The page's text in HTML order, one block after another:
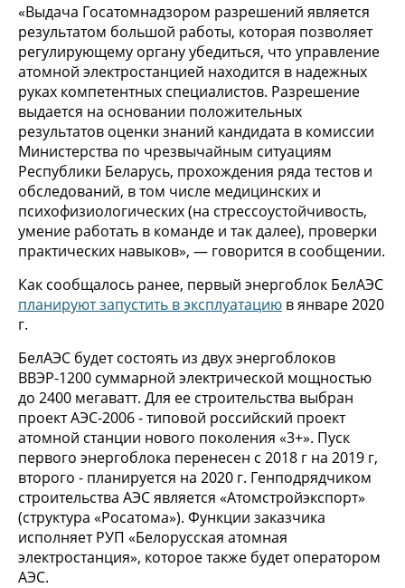
«Выдача Госатомнадзором разрешений является
результатом большой работы, которая позволяет
регулирующему органу убедиться, что управление
атомной электростанцией находится в надежных
руках компетентных специалистов. Разрешение
выдается на основании положительных
результатов оценки знаний кандидата в комиссии
Министерства по чрезвычайным ситуациям
Республики Беларусь, прохождения ряда тестов и
обследований, в том числе медицинских и
психофизиологических (на стрессоустойчивость,
умение работать в команде и так далее), проверки
практических навыков», — говорится в сообщении.
Как сообщалось ранее, первый энергоблок БелАЭС
планируют запустить в эксплуатацию в январе 2020
г.
БелАЭС будет состоять из двух энергоблоков
ВВЭР-1200 суммарной электрической мощностью
до 2400 мегаватт. Для ее строительства выбран
проект АЭС-2006 - типовой российский проект
атомной станции нового поколения «3+». Пуск
первого энергоблока перенесен с 2018 г на 2019 г,
второго - планируется на 2020 г. Генподрядчиком
строительства АЭС является «Атомстройэкспорт»
(структура «Росатома»). Функции заказчика
исполняет РУП «Белорусская атомная
электростанция», которое также будет оператором
АЭС.